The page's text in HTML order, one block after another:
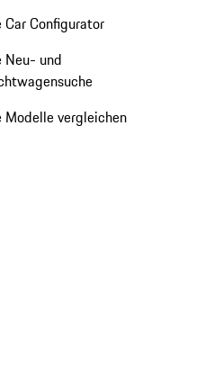
Car Configurator
Neu- und
Modelle vergleichen